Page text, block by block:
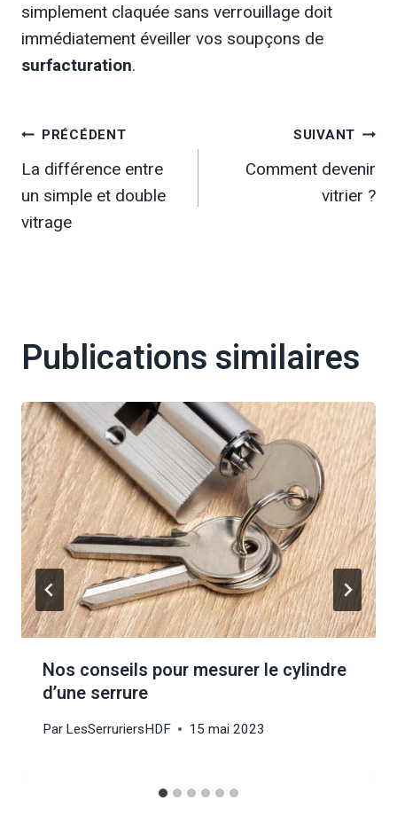
simplement claquée sans verrouillage doit
immédiatement éveiller vos soupçons de
surfacturation.
Navigation
de
l’article
PRÉCÉDENT
La différence entre
un simple et double
vitrage
SUIVANT
Comment devenir
vitrier ?
Publications similaires
Nos conseils pour mesurer le cylindre
d’une serrure
Par LesSerruriersHDF 15 mai 2023